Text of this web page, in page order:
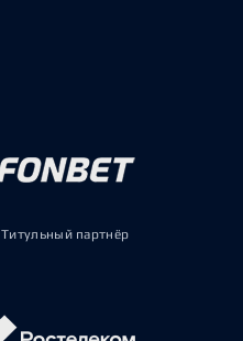
Титульный партнёр